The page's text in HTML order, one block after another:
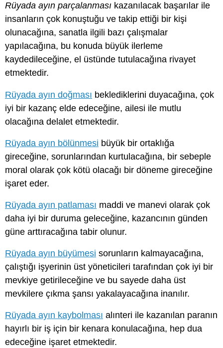
Rüyada ayın parçalanması kazanılacak başarılar ile
insanların çok konuştuğu ve takip ettiği bir kişi
olunacağına, sanatla ilgili bazı çalışmalar
yapılacağına, bu konuda büyük ilerleme
kaydedileceğine, el üstünde tutulacağına rivayet
etmektedir.
Rüyada ayın doğması beklediklerini duyacağına, çok
iyi bir kazanç elde edeceğine, ailesi ile mutlu
olacağına delalet etmektedir.
Rüyada ayın bölünmesi büyük bir ortaklığa
gireceğine, sorunlarından kurtulacağına, bir sebeple
moral olarak çok kötü olacağı bir döneme gireceğine
işaret eder.
Rüyada ayın patlaması maddi ve manevi olarak çok
daha iyi bir duruma geleceğine, kazancının günden
güne arttıracağına tabir olunur.
Rüyada ayın büyümesi sorunların kalmayacağına,
çalıştığı işyerinin üst yöneticileri tarafından çok iyi bir
mevkiye getirileceğine ve bu sayede daha üst
mevkilere çıkma şansı yakalayacağına inanılır.
Rüyada ayın kaybolması alınteri ile kazanılan paranın
hayırlı bir iş için bir kenara konulacağına, hep dua
edeceğine işaret etmektedir.